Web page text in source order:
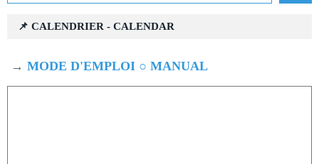
📌 CALENDRIER - CALENDAR
→ MODE D'EMPLOI ○ MANUAL